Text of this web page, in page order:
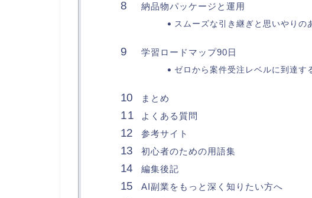
納品物パッケージと運用
スムーズな引き継ぎと思いやりの
学習ロードマップ90日
ゼロから案件受注レベルに到達す
まとめ
よくある質問
参考サイト
初心者のための用語集
編集後記
AI副業をもっと深く知りたい方へ